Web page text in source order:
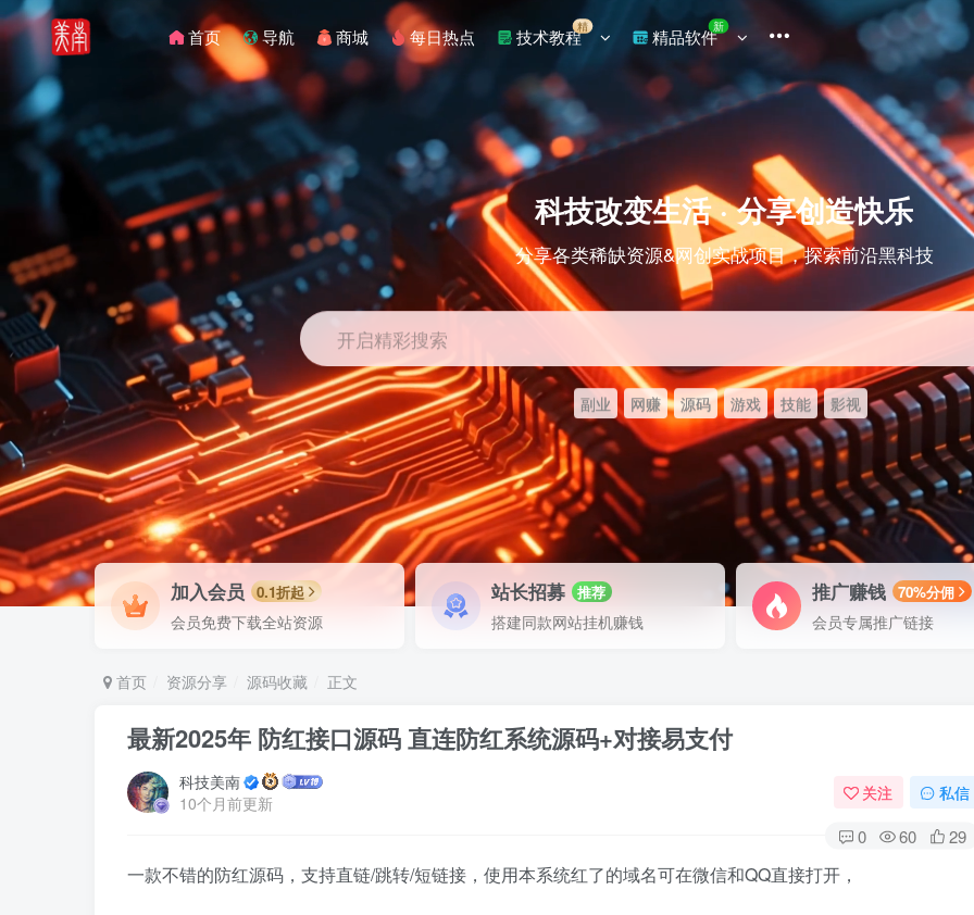
首页 导航 商城 每日热点 技术教程精 精品软件新
科技改变生活 · 分享创造快乐
分享各类稀缺资源&网创实战项目，探索前沿黑科技
开启精彩搜索
副业 网赚 源码 游戏 技能 影视
加入会员 0.1折起
会员免费下载全站资源
站长招募 推荐
搭建同款网站挂机赚钱
推广赚钱 70%分佣
会员专属推广链接
首页 资源分享 源码收藏 正文
最新2025年 防红接口源码 直连防红系统源码+对接易支付
科技美南
10个月前更新
关注 私信
0 60 29
一款不错的防红源码，支持直链/跳转/短链接，使用本系统红了的域名可在微信和QQ直接打开，